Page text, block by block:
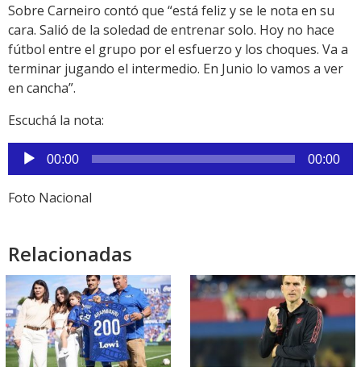
Sobre Carneiro contó que “está feliz y se le nota en su
cara. Salió de la soledad de entrenar solo. Hoy no hace
fútbol entre el grupo por el esfuerzo y los choques. Va a
terminar jugando el intermedio. En Junio lo vamos a ver
en cancha”.
Escuchá la nota:
Reproductor
de
audio
00:00 00:00
Foto Nacional
Relacionadas